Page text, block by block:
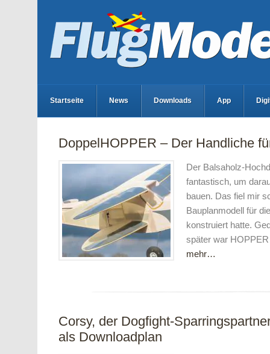
Startseite News Downloads App
DoppelHOPPER – Der Handliche
Der Balsaholz-
fantastisch, um
bauen. Das fiel mir
Bauplanmodell für
konstruiert hatte.
später war
mehr…
Corsy, der Dogfight-
als Downloadplan